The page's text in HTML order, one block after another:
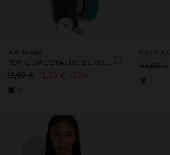
+
New to sale
19,99 €
12,99 € 35%
23,99 €